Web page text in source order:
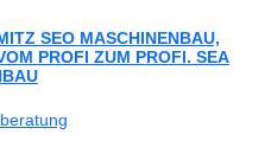
SEO MASCHINENBAU,
PROFI ZUM PROFI. SEA